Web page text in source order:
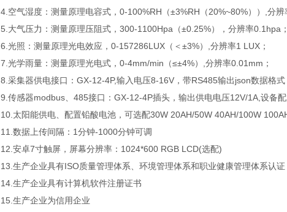
4.空气湿度：测量原理电容式，0-100%RH（±3%RH（20%~80%））,分辨
5.大气压力：测量原理压阻式，300-1100Hpa（±0.25%），分辨率0.1hpa；
6.光照：测量原理光电效应，0-157286LUX（＜±3%）,分辨率1 LUX；
7.光学雨量：测量原理光电式，0-4mm/min（≤±4%）,分辨率0.01mm；
8.采集器供电接口：GX-12-4P,输入电压8-16V，带RS485输出json数据格式
9.传感器modbus、485接口：GX-12-4P插头，输出供电电压12V/1A,设备
10.太阳能供电、配置铅酸电池，可选配30W 20AH/50W 40AH/100W
11.数据上传间隔：1分钟-1000分钟可调
12.安卓7寸触屏，屏幕分辨率：1024*600 RGB LCD(选配)
13.生产企业具有ISO质量管理体系、环境管理体系和职业健康管理体系认证
14.生产企业具有计算机软件注册证书
15.生产企业为信用企业